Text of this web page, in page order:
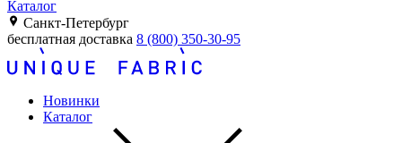
Каталог
Санкт-Петербург
бесплатная доставка 8 (800) 350-30-95
Новинки
Каталог